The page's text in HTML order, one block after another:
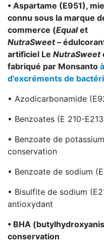
• Aspartame (E951),
connu sous la marque
commerce (Equalet
NutraSweet–
artificiel Le NutraSweet
fabriqué par Monsanto
d'excréments de
• Azodicarbonamide
• Benzoates (E 210-
• Benzoate de
conservation
• Benzoate de sodium
• Bisulfite de sodium
antioxydant
• BHA
conservation